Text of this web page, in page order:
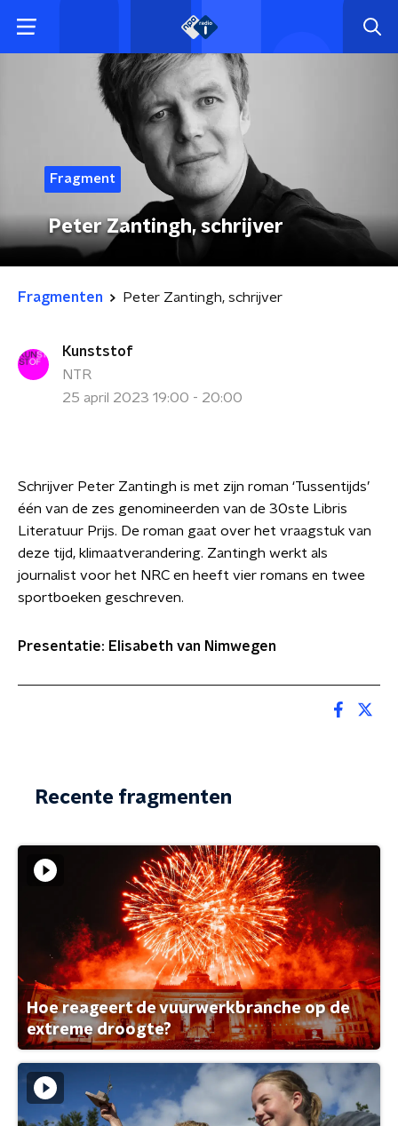
Fragment
Peter Zantingh, schrijver
Fragmenten Peter Zantingh, schrijver
Kunststof
NTR
25 april 2023 19:00 - 20:00
Schrijver Peter Zantingh is met zijn roman ‘Tussentijds’
één van de zes genomineerden van de 30ste Libris
Literatuur Prijs. De roman gaat over het vraagstuk van
deze tijd, klimaatverandering. Zantingh werkt als
journalist voor het NRC en heeft vier romans en twee
sportboeken geschreven.
Presentatie: Elisabeth van Nimwegen
Recente fragmenten
Hoe reageert de vuurwerkbranche op de
extreme droogte?